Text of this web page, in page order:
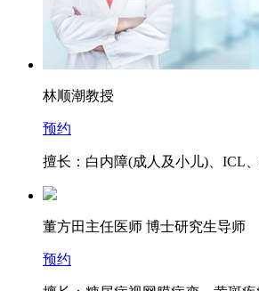
林顺潮教授
预约
擅长：白内障(成人及小儿)、ICL
董方田 主任医师 博士研究生导师
预约